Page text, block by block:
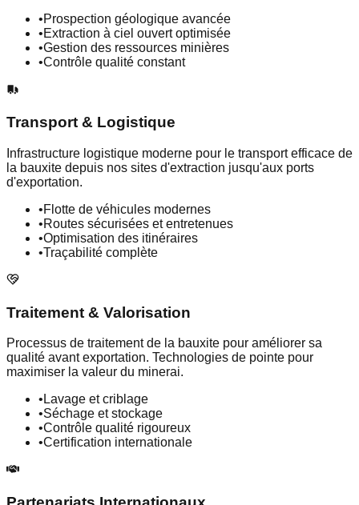
•Prospection géologique avancée
•Extraction à ciel ouvert optimisée
•Gestion des ressources minières
•Contrôle qualité constant
Transport & Logistique
Infrastructure logistique moderne pour le transport efficace de
la bauxite depuis nos sites d'extraction jusqu'aux ports
d'exportation.
•Flotte de véhicules modernes
•Routes sécurisées et entretenues
•Optimisation des itinéraires
•Traçabilité complète
Traitement & Valorisation
Processus de traitement de la bauxite pour améliorer sa
qualité avant exportation. Technologies de pointe pour
maximiser la valeur du minerai.
• Lavage et criblage
•Séchage et stockage
•Contrôle qualité rigoureux
•Certification internationale